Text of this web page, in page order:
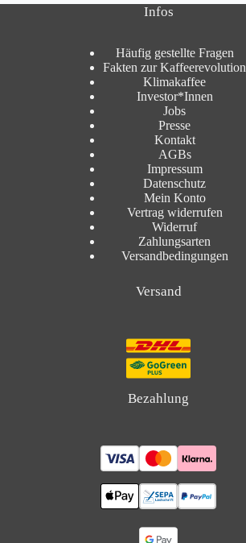
Infos
Häufig gestellte Fragen
Fakten zur Kaffeerevolution
Klimakaffee
Investor*Innen
Jobs
Presse
Kontakt
AGBs
Impressum
Datenschutz
Mein Konto
Vertrag widerrufen
Widerruf
Zahlungsarten
Versandbedingungen
Versand
Bezahlung